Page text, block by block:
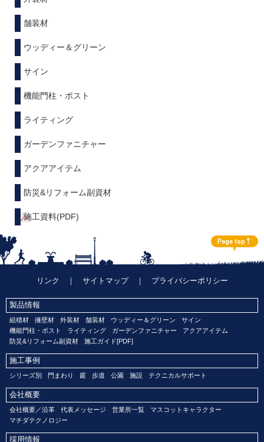
舗装材
ウッディー＆グリーン
サイン
機能門柱・ポスト
ライティング
ガーデンファニチャー
アクアアイテム
防災&リフォーム副資材
施工資料(PDF)
リンク ｜ サイトマップ｜ プライバシーポリシー
製品情報
組積材 擁壁材 外装材 舗装材 ウッディー＆グリーン
サイン
機能門柱・ポスト
ライティング ガーデンファニチャー
アクアアイテム
防災&リフォーム副資材
施工ガイド[PDF]
施工事例
シリーズ別 門まわり 庭 歩道 公園 施設 テクニカルサポート
会社概要
会社概要／沿革 代表メッセージ 営業所一覧
マスコットキャラクター
マチダテクノロジー
採用情報